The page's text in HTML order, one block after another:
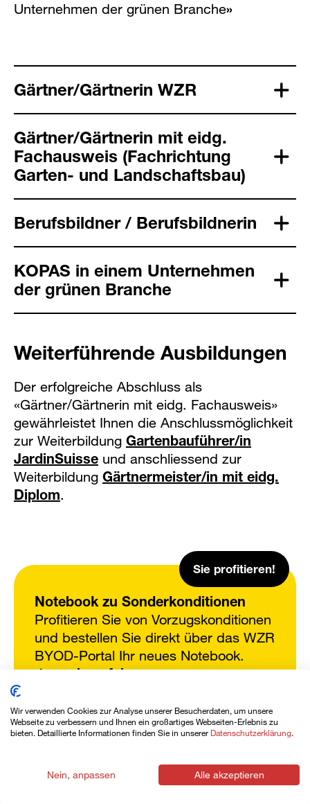
Unternehmen der grünen Branche»
Gärtner/Gärtnerin WZR
Gärtner/Gärtnerin mit eidg.
Fachausweis (Fachrichtung
Garten- und Landschaftsbau)
Berufsbildner / Berufsbildnerin
KOPAS in einem Unternehmen
der grünen Branche
Weiterführende Ausbildungen
Der erfolgreiche Abschluss als
«Gärtner/Gärtnerin mit eidg. Fachausweis»
gewährleistet Ihnen die Anschlussmöglichkeit
zur Weiterbildung Gartenbauführer/in
JardinSuisse und anschliessend zur
Weiterbildung Gärtnermeister/in mit eidg.
Diplom.
Sie profitieren!
Notebook zu Sonderkonditionen
Profitieren Sie von Vorzugskonditionen
und bestellen Sie direkt über das WZR
BYOD-Portal Ihr neues Notebook.
mehr erfahren
50% auf Kurse
Allen Studierenden mehrsemestriger
Kurskosten auf alle im gleichen
Zeitraum besuchten WZR-Kurse in
2 Angebote ansehen
Wir verwenden Cookies zur Analyse unserer Besucherdaten, um unsere
Webseite zu verbessern und Ihnen ein großartiges Webseiten-Erlebnis zu
bieten. Detaillierte Informationen finden Sie in unserer Datenschutzerklärung.
Nein, anpassen Alle akzeptieren